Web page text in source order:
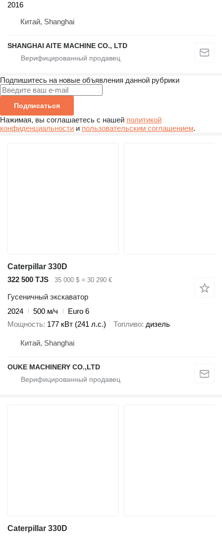
2016
Китай, Shanghai
SHANGHAI AITE MACHINE CO., LTD
Подпишитесь на новые объявления данной рубрики
Подписаться
Нажимая, вы соглашаетесь с нашей политикой
конфиденциальности и пользовательским соглашением.
Caterpillar 330D
322 500 TJS
35 000 $ ≈ 30 290 €
Гусеничный экскаватор
2024
500 м/ч
Euro 6
Мощность 177 кВт (241 л.с.) Топливо дизель
Китай, Shanghai
OUKE MACHINERY CO.,LTD
Caterpillar 330D